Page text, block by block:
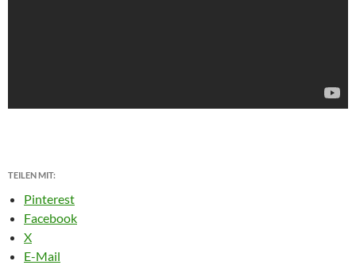
TEILEN MIT:
Pinterest
Facebook
X
E-Mail